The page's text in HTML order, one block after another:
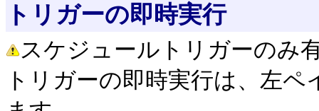
トリガーの即時実行
スケジュールトリガーのみ
トリガーの即時実行は、左ペ